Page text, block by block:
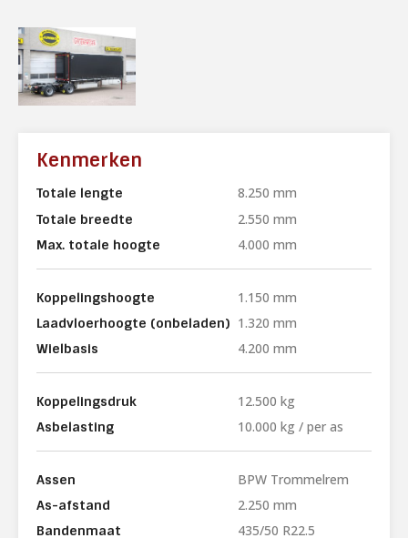
Kenmerken
Totale lengte 8.250 mm
Totale breedte 2.550 mm
Max. totale hoogte 4.000 mm
Koppelingshoogte 1.150 mm
Laadvloerhoogte (onbeladen) 1.320 mm
Wielbasis 4.200 mm
Koppelingsdruk 12.500 kg
Asbelasting 10.000 kg / per as
Assen BPW Trommelrem
As-afstand 2.250 mm
Bandenmaat 435/50 R22.5